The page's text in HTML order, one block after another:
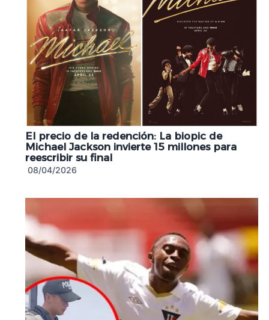
El precio de la redención: La biopic de
Michael Jackson invierte 15 millones para
reescribir su final
08/04/2026